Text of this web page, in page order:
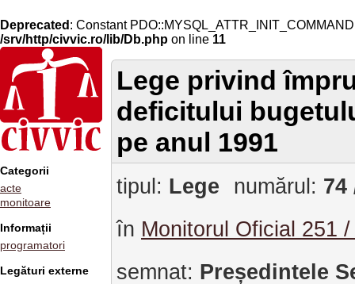
Deprecated : Constant
/srv/http/civvic.ro/lib/Db.php on line 11
Categorii
acte
monitoare
Informații
programatori
Legături externe
Lege privind
deficitului
pe anul 1991
tipul: Lege numărul: 74
în Monitorul Oficial 251
semnat: Președintele